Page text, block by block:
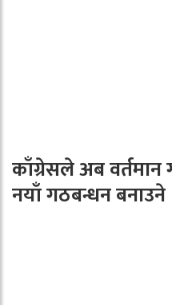
काँग्रेसले अब
नयाँ गठबन्धन बनाउने